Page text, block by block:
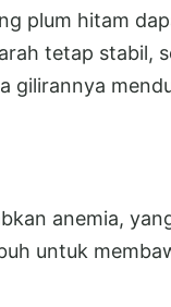
plum hitam
tetap stabil,
gilirannya
anemia,
untuk